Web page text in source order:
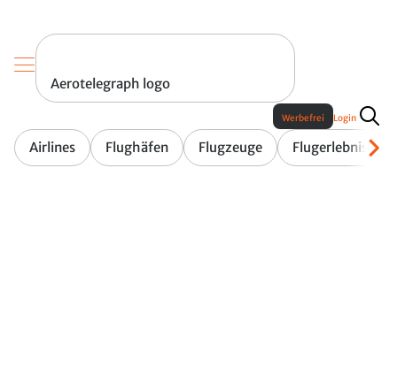
Aerotelegraph logo
Airlines Flughäfen Flugzeuge Flugerlebnis
Werbefrei Login